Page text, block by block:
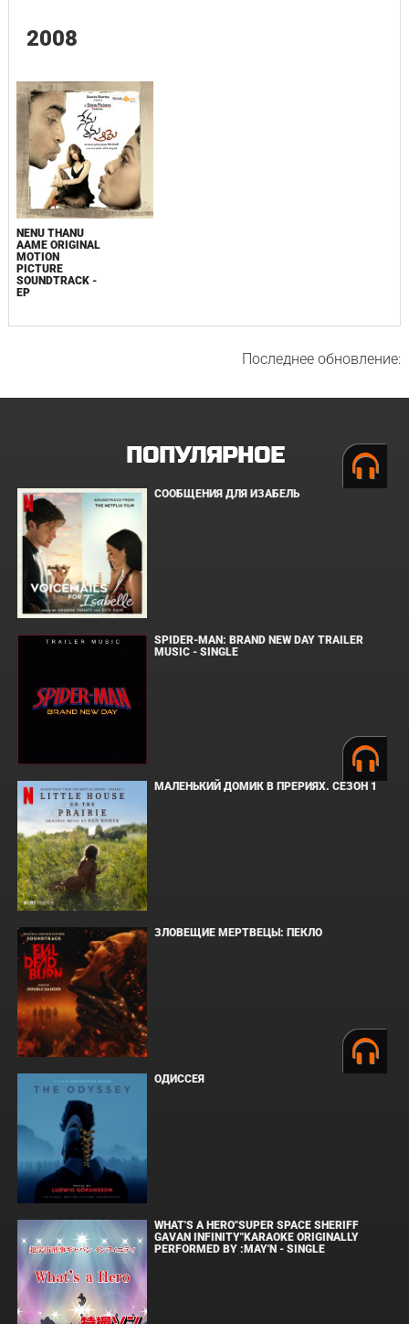
2008
NENU THANU
AAME ORIGINAL
MOTION
PICTURE
SOUNDTRACK -
EP
Последнее обновление:
ПОПУЛЯРНОЕ
СООБЩЕНИЯ ДЛЯ ИЗАБЕЛЬ
SPIDER-MAN: BRAND NEW DAY TRAILER
MUSIC - SINGLE
МАЛЕНЬКИЙ ДОМИК В ПРЕРИЯХ. СЕЗОН 1
ЗЛОВЕЩИЕ МЕРТВЕЦЫ: ПЕКЛО
ОДИССЕЯ
WHAT'S A HERO"SUPER SPACE SHERIFF
GAVAN INFINITY"KARAOKE ORIGINALLY
PERFORMED BY :MAY'N - SINGLE